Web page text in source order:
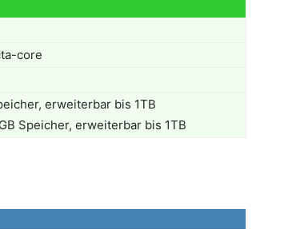
core
erweiterbar bis 1TB
Speicher, erweiterbar bis 1TB